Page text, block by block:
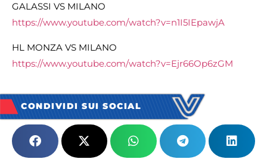
GALASSI VS MILANO
https://www.youtube.com/watch?v=n1I5IEpawjA
HL MONZA VS MILANO
https://www.youtube.com/watch?v=Ejr66Op6zGM
CONDIVIDI SUI SOCIAL